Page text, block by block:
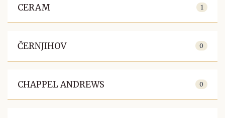
CERAM 1
ČERNJIHOV 0
CHAPPEL ANDREWS 0